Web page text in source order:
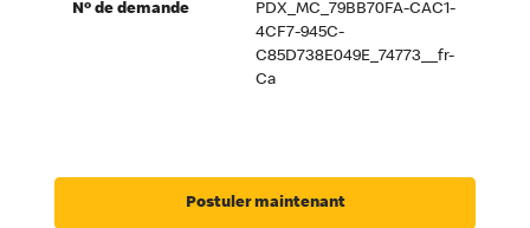
Nº de demande
PDX_MC_79BB70FA-CAC1-
4CF7-945C-
C85D738E049E_74773__fr-
Ca
Postuler maintenant